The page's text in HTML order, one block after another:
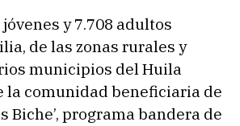
jóvenes y 7.708 adultos
de las zonas rurales y
municipios del Huila
la comunidad beneficiaria de
Biche’, programa bandera de